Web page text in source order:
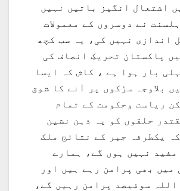
اشتعال انگیز باتیں نہیں
نے دوسروں کے معمولات
اندازی نہیں کی، یہ سب کچھ
میں پاکستان تحریکِ انصاف کی
بار ہوا ہے ، کاش کہ ایسا
بلاوجہ سڑکوں پر آنے کا شوق
ریاست وحکومت کے تمام
حلقوں کو یہ ذہن نشین
یکطرفہ جبر کے نتائج ملک
مفید نہیں ہوں گے، ہمارے
میں بھی پرامن رہے ہیں اور
سوفیصد پرامن رہیں گے،